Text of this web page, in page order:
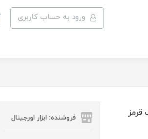
ورود به حساب کاربری
قرمز
فروشنده: ابزار اورجینال